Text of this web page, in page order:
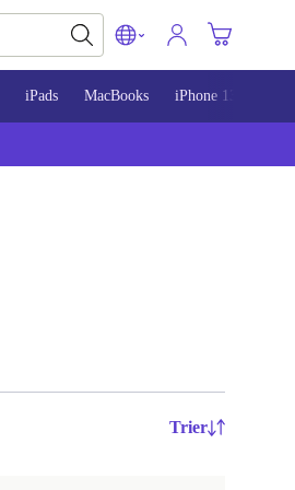
iPads MacBooks iPhone 13
Trier